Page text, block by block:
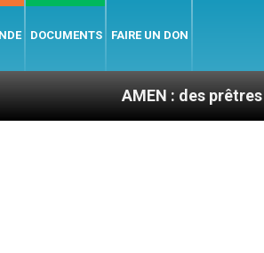
DOCUMENTS FAIRE UN DON
AMEN : des prêtres à portée